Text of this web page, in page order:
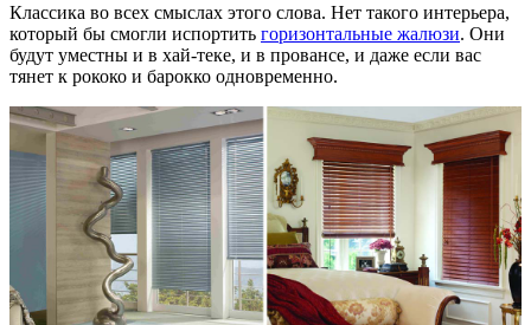
Классика во всех смыслах этого слова. Нет такого интерьера,
который бы смогли испортить горизонтальные жалюзи. Они
будут уместны и в хай-теке, и в провансе, и даже если вас
тянет к рококо и барокко одновременно.